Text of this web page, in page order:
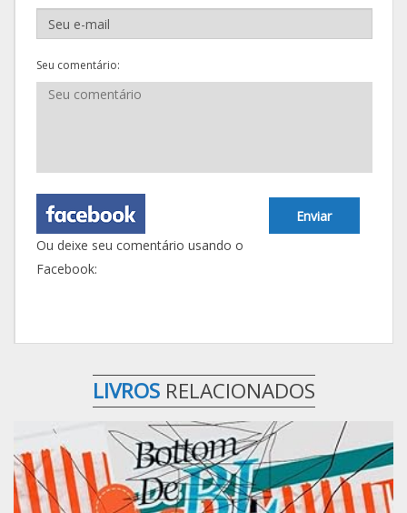
Seu comentário:
Enviar
Ou deixe seu comentário usando o
Facebook:
LIVROS RELACIONADOS